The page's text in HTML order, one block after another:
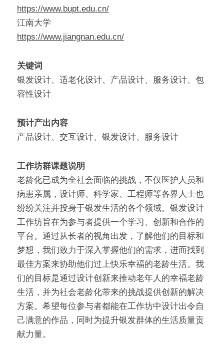
https://www.bupt.edu.cn/
江南大学
https://www.jiangnan.edu.cn/
关键词
银发设计、适老化设计、产品设计、服务设计、包
容性设计
预计产出内容
产品设计、交互设计、银发设计、服务设计
工作坊群课题说明
老龄化已成为全社会面临的挑战，不仅医护人员和
病患亲属，设计师、科学家、工程师等各界人士也
纷纷关注并投身于银发生活的各个领域。银发设计
工作坊旨在为参与者提供一个学习、创新和合作的
平台。通过从长者的视角出发，了解他们的目标和
梦想，我们致力于深入掌握他们的需求，进而找到
最佳方案来协助他们过上快乐幸福的老龄生活。我
们的目标是通过设计创新来推动老年人的幸福老龄
生活，并为社会老龄化带来的挑战提供创新的解决
方案。希望每位参与者都能在工作坊中设计出令自
己满意的作品，同时为提升银发群体的生活质量贡
献力量。